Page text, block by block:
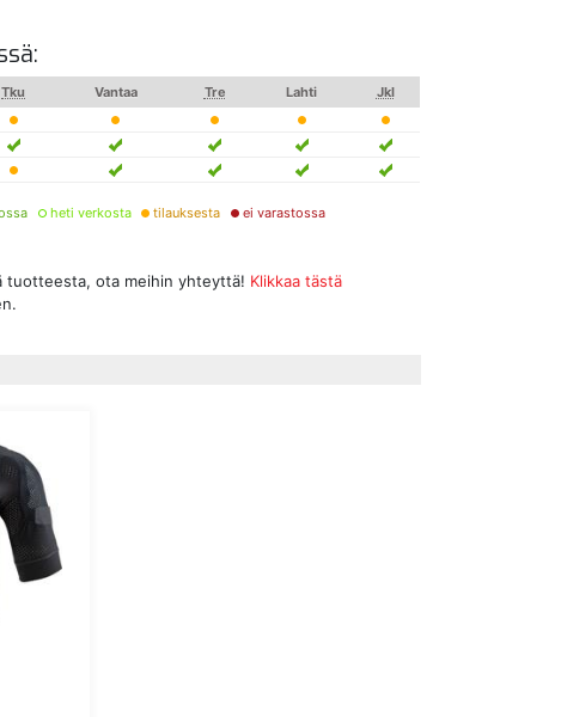
Tku Vantaa Tre Lahti
Jkl
heti verkosta tilauksesta ei varastossa
tuotteesta, ota meihin yhteyttä! Klikkaa tästä